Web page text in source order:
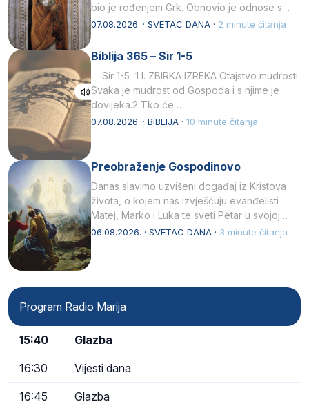
bio je rođenjem Grk. Obnovio je odnose s
afričkim…
07.08.2026. · SVETAC DANA · 2 minute čitanja
Biblija 365 – Sir 1-5
Sir 1-5 1 I. ZBIRKA IZREKA Otajstvo mudrosti
Svaka je mudrost od Gospoda i s njime je
dovijeka.2 Tko će…
07.08.2026. · BIBLIJA · 10 minute čitanja
Preobraženje Gospodinovo
Danas slavimo uzvišeni događaj iz Kristova
života, o kojem nas izvješćuju evanđelisti
Matej, Marko i Luka te sveti Petar u svojoj
drugoj…
06.08.2026. · SVETAC DANA · 3 minute čitanja
Program Radio Marija
15:40 Glazba
16:30 Vijesti dana
16:45 Glazba